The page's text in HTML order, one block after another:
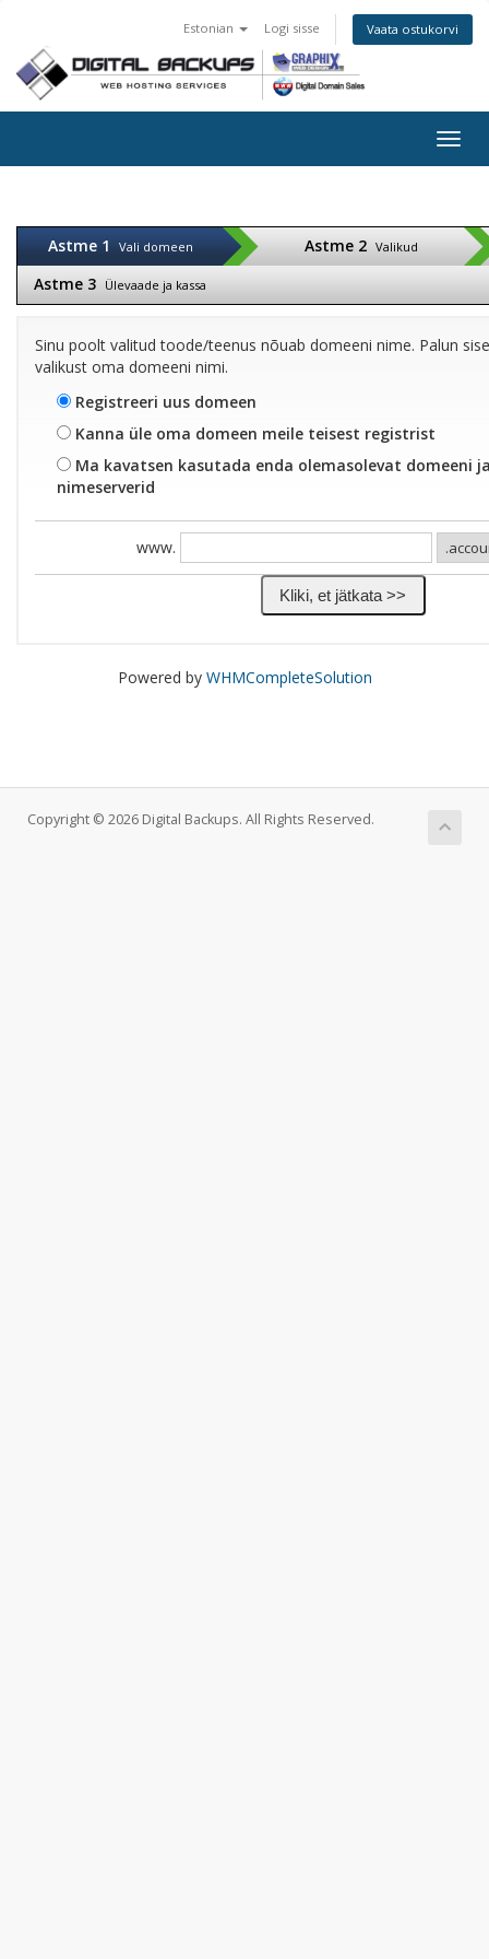
Estonian Logi sisse Vaata ostukorvi
Astme 1 Vali domeen Astme 2 Valikud
Astme 3 Ülevaade ja kassa
Sinu poolt valitud toode/teenus nõuab domeeni nime. Palun
valikust oma domeeni nimi.
Registreeri uus domeen
Kanna üle oma domeen meile teisest registrist
Ma kavatsen kasutada enda olemasolevat domeeni
nimeserverid
www.
Powered by WHMCompleteSolution
Copyright © 2026 Digital Backups. All Rights Reserved.